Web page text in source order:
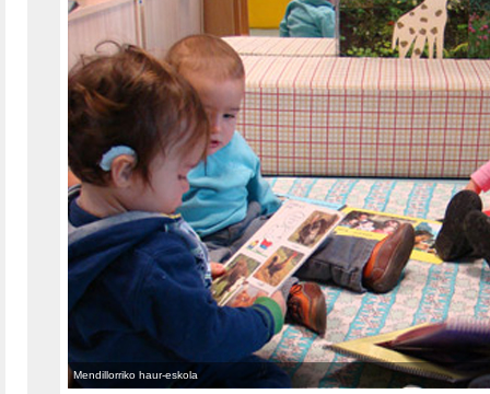
Mendillorriko haur-eskola